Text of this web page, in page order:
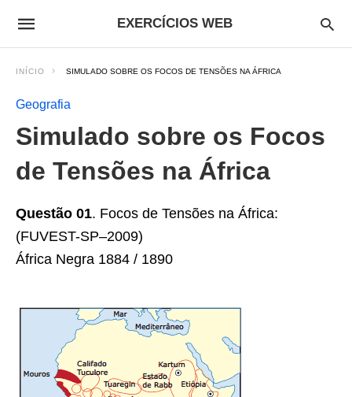
EXERCÍCIOS WEB
INÍCIO SIMULADO SOBRE OS FOCOS DE TENSÕES NA ÁFRICA
Geografia
Simulado sobre os Focos
de Tensões na África
Questão 01. Focos de Tensões na África:
(FUVEST-SP–2009)
África Negra 1884 / 1890